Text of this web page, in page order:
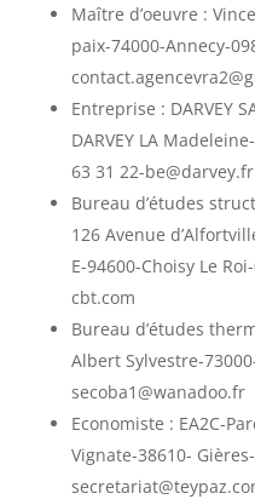
Maître d’oeuvre :
paix-74000-Annecy-
Entreprise : DARVEY
DARVEY LA
63 31 22-be@darvey.fr
Bureau d’études
126 Avenue
E-94600-Choisy Le
cbt.com
Bureau d’études
Albert Sylvestre-
secoba1@wanadoo.fr
Economiste : EA2C-
Vignate-38610-